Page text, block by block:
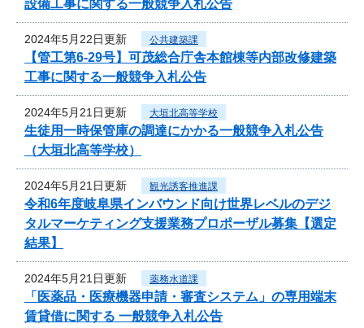
設備工事に関する一般競争入札公告
2024年5月22日更新 公共建築課
【管工第6-29号】可茂総合庁舎本館棟等内部改修建築
工事に関する一般競争入札公告
2024年5月21日更新 大垣北高等学校
生徒用一時保管庫の調達にかかる一般競争入札公告
（大垣北高等学校）
2024年5月21日更新 観光誘客推進課
令和6年度岐阜県インバウンド向け世界レベルのデジ
タルマーケティング支援業務プロポーザル募集【選定
結果】
2024年5月21日更新 薬務水道課
「医薬品・医療機器申請・審査システム」の専用端末
賃貸借に関する 一般競争入札公告